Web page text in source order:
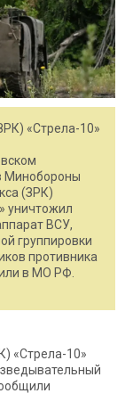
«Стрела-10»
Минобороны
(ЗРК)
уничтожил
ВСУ,
группировки
противника
в МО РФ.
«Стрела-10»